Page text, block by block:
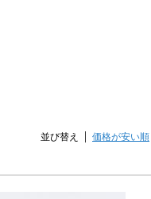
並び替え 価格が安い順